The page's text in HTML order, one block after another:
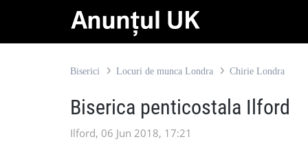
Biserici Locuri de munca Londra Chirie Londra
Biserica penticostala Ilford
Ilford, 06 Jun 2018, 17:21